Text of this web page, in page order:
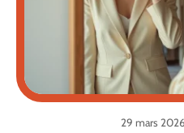
29 mars 2026